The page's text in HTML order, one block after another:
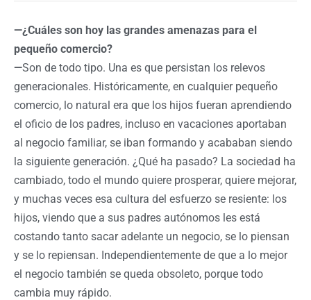
—¿Cuáles son hoy las grandes amenazas para el
pequeño comercio?
—Son de todo tipo. Una es que persistan los relevos
generacionales. Históricamente, en cualquier pequeño
comercio, lo natural era que los hijos fueran aprendiendo
el oficio de los padres, incluso en vacaciones aportaban
al negocio familiar, se iban formando y acababan siendo
la siguiente generación. ¿Qué ha pasado? La sociedad ha
cambiado, todo el mundo quiere prosperar, quiere mejorar,
y muchas veces esa cultura del esfuerzo se resiente: los
hijos, viendo que a sus padres autónomos les está
costando tanto sacar adelante un negocio, se lo piensan
y se lo repiensan. Independientemente de que a lo mejor
el negocio también se queda obsoleto, porque todo
cambia muy rápido.